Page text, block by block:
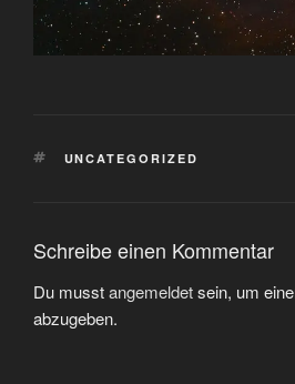
SCHLAGWÖRTER
UNCATEGORIZED
Schreibe einen Kommentar
Du musstangemeldetsein, um
abzugeben.